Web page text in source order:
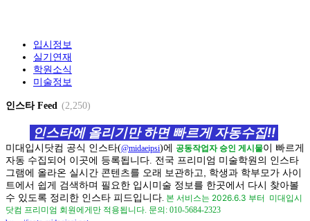
입시정보
실기연재
학원소식
미술정보
인스타 Feed (2,250)
인스타에 올리기만 하면 빠르게 자동수집!!
미대입시닷컴 공식 인스타(@midaeipsi)에 공동작업자 승인 게시물이 빠르게
자동 수집되어 이곳에 등록됩니다. 전국 프리미엄 미술학원의 인스타
그램에 올라온 실시간 콘텐츠를 오래 보관하고, 학생과 학부모가 사이
트에서 쉽게 검색하며 필요한 입시미술 정보를 한곳에서 다시 찾아볼
수 있도록 정리한 인스타 피드입니다. 본 서비스는 2026.6.3 부터 미대입시
닷컴 프리미엄 회원에게만 적용됩니다. 문의: 010-5684-2323